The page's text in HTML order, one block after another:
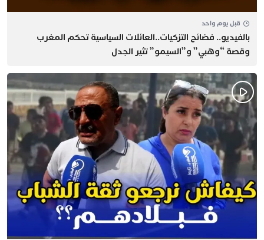
قبل يوم واحد
بالفيديو.. فضائح التزكيات..العائلات السياسية تحكم المغرب
وقصة “وهبي” و”السيمو” تثير الجدل